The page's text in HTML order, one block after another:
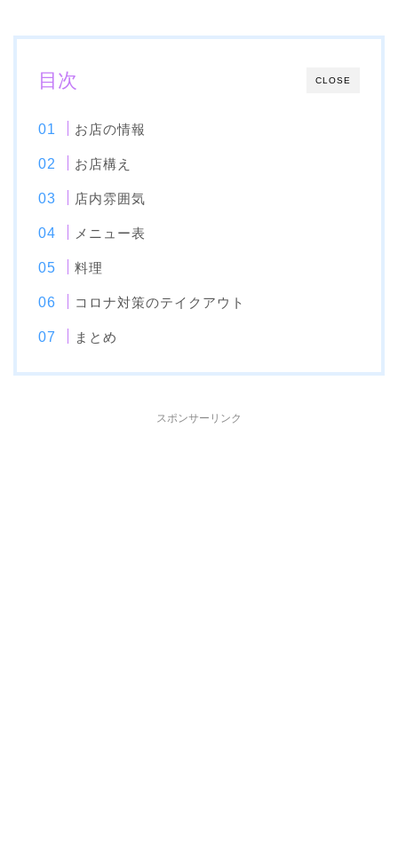
CLOSE
目次
お店の情報
お店構え
店内雰囲気
メニュー表
料理
コロナ対策のテイクアウト
まとめ
スポンサーリンク